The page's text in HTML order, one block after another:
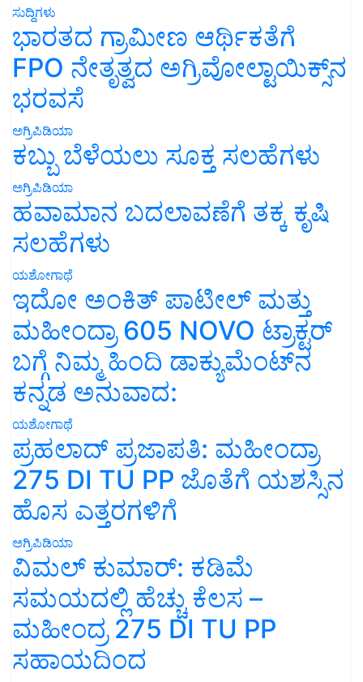
ಸುದ್ದಿಗಳು
ಭಾರತದ ಗ್ರಾಮೀಣ ಆರ್ಥಿಕತೆಗೆ
FPO ನೇತೃತ್ವದ ಅಗ್ರಿವೋಲ್ಟಾಯಿಕ್ಸ್‌ನ
ಭರವಸೆ
ಅಗ್ರಿಪಿಡಿಯಾ
ಕಬ್ಬು ಬೆಳೆಯಲು ಸೂಕ್ತ ಸಲಹೆಗಳು
ಅಗ್ರಿಪಿಡಿಯಾ
ಹವಾಮಾನ ಬದಲಾವಣೆಗೆ ತಕ್ಕ ಕೃಷಿ
ಸಲಹೆಗಳು
ಯಶೋಗಾಥೆ
ಇದೋ ಅಂಕಿತ್ ಪಾಟೀಲ್ ಮತ್ತು
ಮಹೀಂದ್ರಾ 605 NOVO ಟ್ರಾಕ್ಟರ್
ಬಗ್ಗೆ ನಿಮ್ಮ ಹಿಂದಿ ಡಾಕ್ಯುಮೆಂಟ್‌ನ
ಕನ್ನಡ ಅನುವಾದ:
ಯಶೋಗಾಥೆ
ಪ್ರಹಲಾದ್ ಪ್ರಜಾಪತಿ: ಮಹೀಂದ್ರಾ
275 DI TU PP ಜೊತೆಗೆ ಯಶಸ್ಸಿನ
ಹೊಸ ಎತ್ತರಗಳಿಗೆ
ಅಗ್ರಿಪಿಡಿಯಾ
ವಿಮಲ್ ಕುಮಾರ್: ಕಡಿಮೆ
ಸಮಯದಲ್ಲಿ ಹೆಚ್ಚು ಕೆಲಸ –
ಮಹೀಂದ್ರ 275 DI TU PP
ಸಹಾಯದಿಂದ